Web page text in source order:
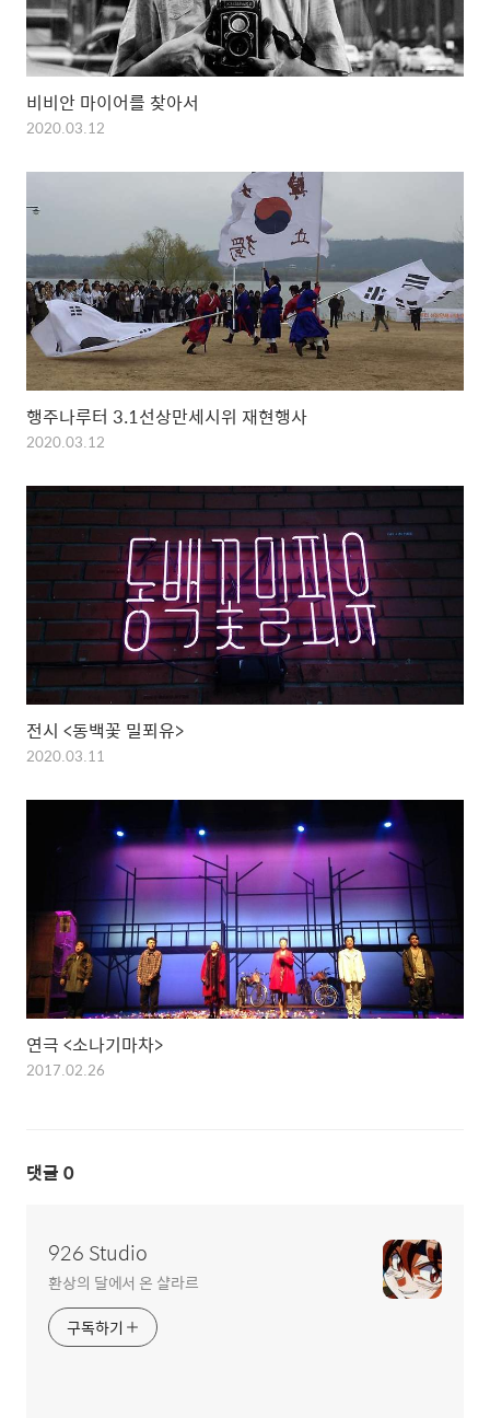
비비안 마이어를 찾아서
2020.03.12
행주나루터 3.1선상만세시위 재현행사
2020.03.12
전시 <동백꽃 밀푀유>
2020.03.11
연극 <소나기마차>
2017.02.26
댓글 0
926 Studio
환상의 달에서 온 샬라르
구독하기